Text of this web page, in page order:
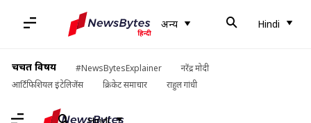
अन्य Hindi
चर्चित विषय #NewsBytesExplainer
नरेंद्र मोदी
आर्टिफिशियल इंटेलिजेंस
क्रिकेट समाचार राहुल गांधी
Hindi